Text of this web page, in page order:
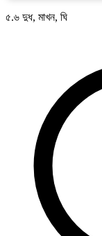
৫.৬ দুধ, মাখন, ঘি